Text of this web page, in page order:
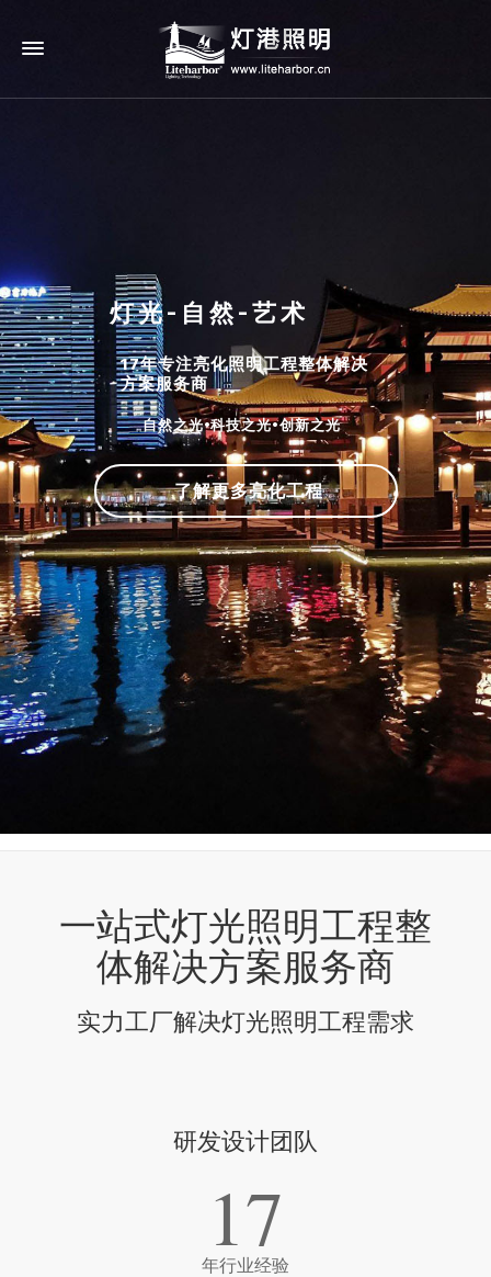
灯光-自然-艺术
17年专注亮化照明工程整体解决
方案服务商
自然之光•科技之光•创新之光
了解更多亮化工程
一站式灯光照明工程整
体解决方案服务商
实力工厂解决灯光照明工程需求
研发设计团队
17
年行业经验